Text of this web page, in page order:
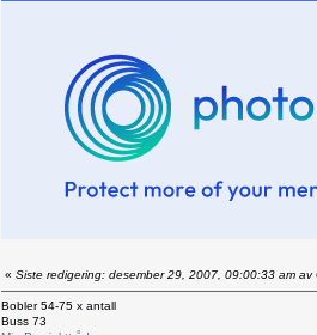
« Siste redigering: desember 29, 2007, 09:00:33 am av
Bobler 54-75 x antall
Buss 73